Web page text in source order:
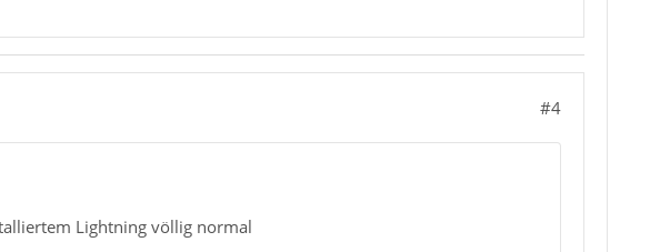
#4
Lightning völlig normal